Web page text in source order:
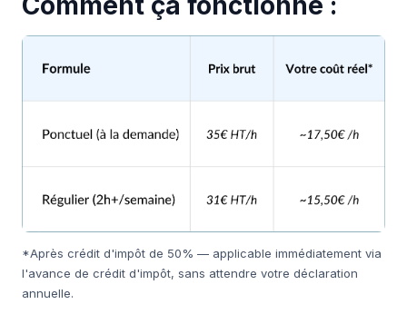
*Après crédit d'impôt de 50% — applicable immédiatement via
l'avance de crédit d'impôt, sans attendre votre déclaration
annuelle.